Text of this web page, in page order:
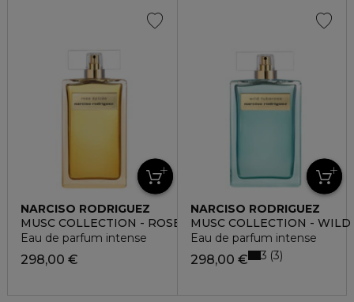
NARCISO RODRIGUEZ
MUSC COLLECTION - ROSE ÉPICÉE
Eau de parfum intense
298,00 €
NARCISO RODRIGUEZ
MUSC COLLECTION - WILD
Eau de parfum intense
298,00 € 3 3